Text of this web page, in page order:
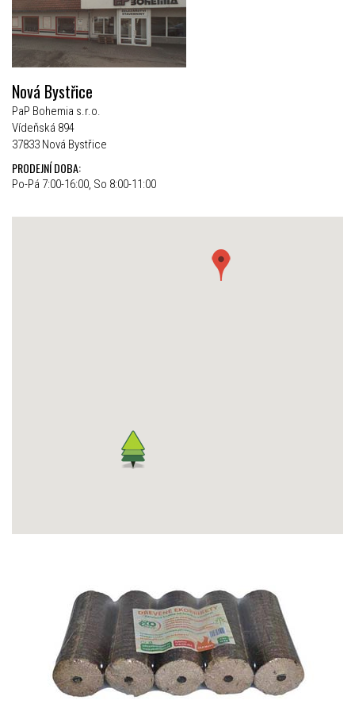
Nová Bystřice
PaP Bohemia s.r.o.
Vídeňská 894
37833 Nová Bystřice
PRODEJNÍ DOBA:
Po-Pá 7:00-16:00, So 8:00-11:00